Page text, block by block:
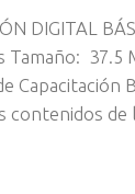
DIGITAL
Tamaño:
Capacitación
contenidos de